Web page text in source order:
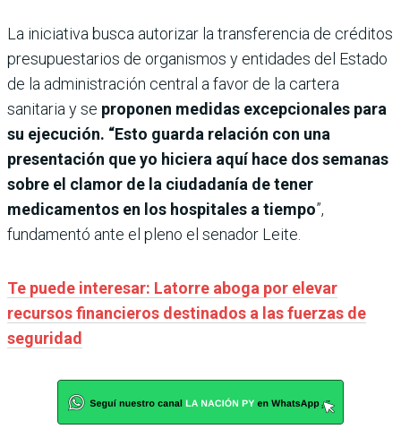
La iniciativa busca autorizar la transferencia de créditos
presupuestarios de organismos y entidades del Estado
de la administración central a favor de la cartera
sanitaria y se proponen medidas excepcionales para
su ejecución. “Esto guarda relación con una
presentación que yo hiciera aquí hace dos semanas
sobre el clamor de la ciudadanía de tener
medicamentos en los hospitales a tiempo”,
fundamentó ante el pleno el senador Leite.
Te puede interesar: Latorre aboga por elevar
recursos financieros destinados a las fuerzas de
seguridad